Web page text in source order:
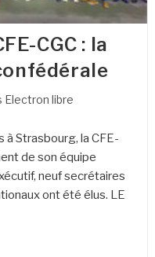
CGC : la
Electron libre
Strasbourg, la CFE-
de son équipe
neuf secrétaires
ont été élus. LE